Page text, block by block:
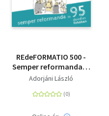
REdeFORMATIO 500 -
Semper reformanda in
95 doodles firkában
Adorjáni László